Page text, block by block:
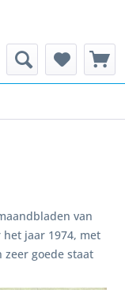
van
jaar 1974, met
zeer goede staat